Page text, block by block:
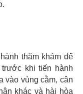
thăm khám để
khi tiến hành
vào vùng cằm, cân
khác và hài hòa